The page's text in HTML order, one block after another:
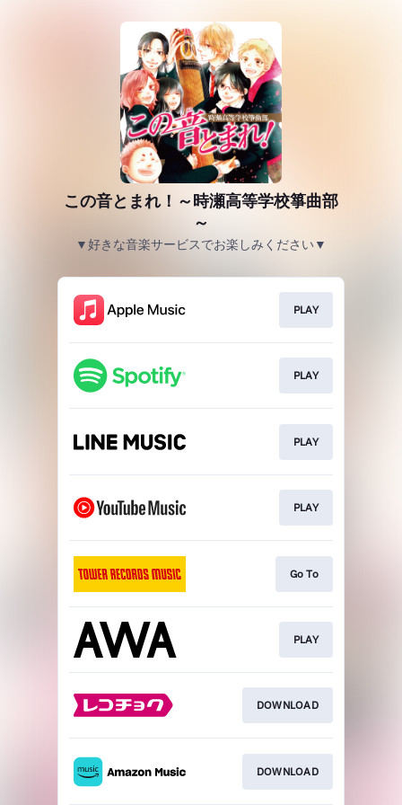
この音とまれ！～時瀬高等学校箏曲部
～
▼好きな音楽サービスでお楽しみください▼
PLAY
PLAY
PLAY
PLAY
Go To
PLAY
DOWNLOAD
DOWNLOAD